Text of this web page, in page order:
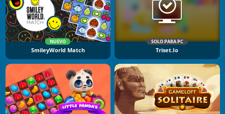
NUEVO
SmileyWorld Match
SOLO PARA PC
Triset.io